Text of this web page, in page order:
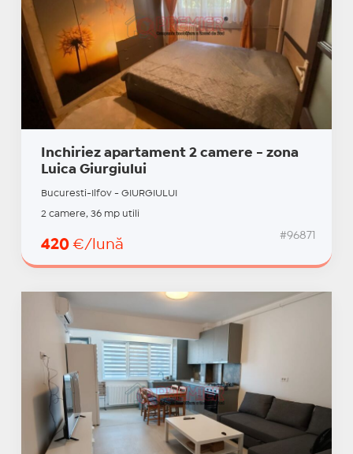
Inchiriez apartament 2 camere - zona
Luica Giurgiului
Bucuresti-Ilfov - GIURGIULUI
2 camere, 36 mp utili
420 €/lună
#96871